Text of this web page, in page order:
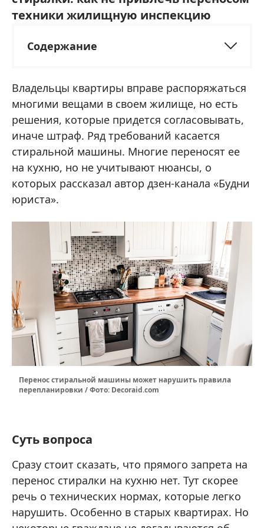
техники жилищную инспекцию
Содержание
Владельцы квартиры вправе распоряжаться
многими вещами в своем жилище, но есть
решения, которые придется согласовывать,
иначе штраф. Ряд требований касается
стиральной машины. Многие переносят ее
на кухню, но не учитывают нюансы, о
которых рассказал автор дзен-канала «Будни
юриста».
Перенос стиральной машины может нарушить правила
перепланировки / Фото: Decoraid.com
Суть вопроса
Сразу стоит сказать, что прямого запрета на
перенос стиралки на кухню нет. Тут скорее
речь о технических нормах, которые легко
нарушить. Особенно в старых квартирах. Но